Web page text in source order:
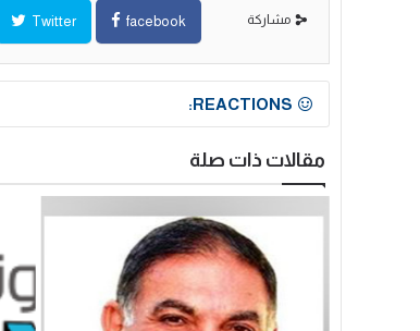
مشاركة facebook
Twitter
REACTIONS:
مقالات ذات صلة